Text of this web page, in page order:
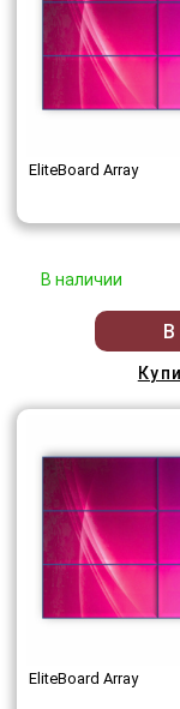
EliteBoard Array
В наличии
EliteBoard Array